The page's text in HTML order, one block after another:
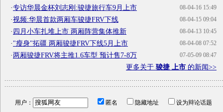
08-04-16 15:49
·专访华晨金杯刘志刚:骏捷旅行车9月上市
08-04-15 09:04
·视频:华晨首款两厢车骏捷FRV下线
08-04-13 10:45
·四月小车扎堆上市 两厢阵营集体推新
08-04-08 07:52
·"瘦身"拓疆 两厢骏捷FRV下线5月上市
07-05-09 08:47
·两厢骏捷FRV将主推1.6车型 预计售7-8万
更多关于 骏捷 上市 的新闻>>
用户： 匿名 隐藏地址
设为辩论话题